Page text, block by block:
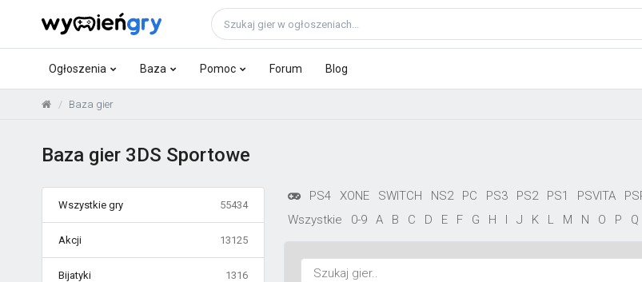
Ogłoszenia Baza Pomoc Forum Blog
Baza gier
Baza gier 3DS Sportowe
Wszystkie gry 55434
Akcji 13125
Bijatyki 1316
PS4 XONE SWITCH NS2 PC PS3 PS2 PS1 PSVITA
Wszystkie
0-9 A B C D E F G H I J K L M N O P Q